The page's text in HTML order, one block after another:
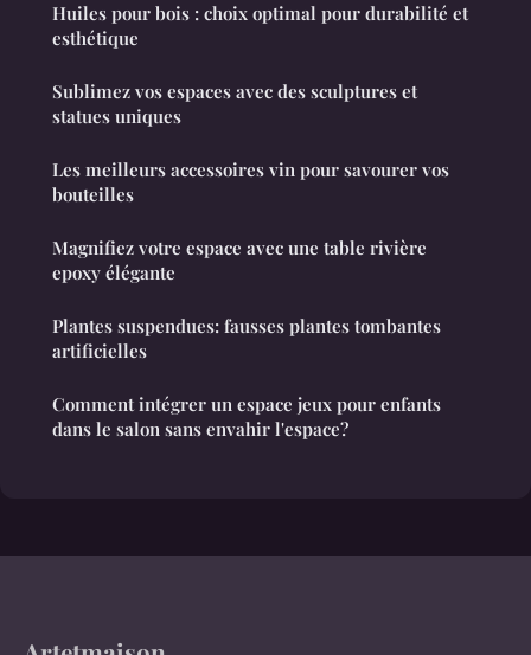
Huiles pour bois : choix optimal pour durabilité et
esthétique
Sublimez vos espaces avec des sculptures et
statues uniques
Les meilleurs accessoires vin pour savourer vos
bouteilles
Magnifiez votre espace avec une table rivière
epoxy élégante
Plantes suspendues: fausses plantes tombantes
artificielles
Comment intégrer un espace jeux pour enfants
dans le salon sans envahir l'espace?